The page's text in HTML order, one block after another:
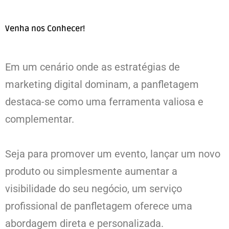
Venha nos Conhecer!
Em um cenário onde as estratégias de
marketing digital dominam, a panfletagem
destaca-se como uma ferramenta valiosa e
complementar.
Seja para promover um evento, lançar um novo
produto ou simplesmente aumentar a
visibilidade do seu negócio, um serviço
profissional de panfletagem oferece uma
abordagem direta e personalizada.